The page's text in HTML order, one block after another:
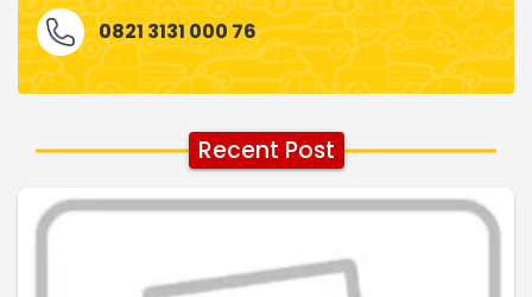
0821 3131 000 76
Recent Post